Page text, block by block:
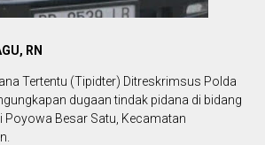
RN
Tertentu (Tipidter) Ditreskrimsus Polda
dugaan tindak pidana di bidang
Poyowa Besar Satu, Kecamatan